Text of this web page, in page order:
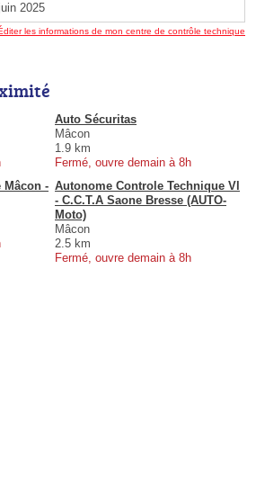
2025
les informations de mon centre de contrôle technique
Auto Sécuritas
Mâcon
1.9 km
Fermé, ouvre demain à 8h
Mâcon - Autonome Controle Technique Vl
- C.C.T.A Saone Bresse (AUTO-
Moto)
Mâcon
2.5 km
Fermé, ouvre demain à 8h